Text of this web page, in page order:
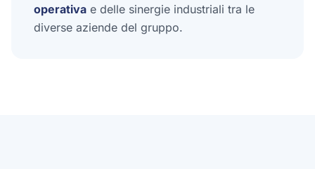
operativa e delle sinergie industriali tra le
diverse aziende del gruppo.